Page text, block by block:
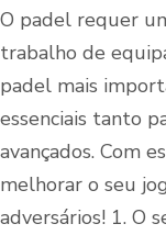
O padel requer
trabalho de
padel mais
essenciais tanto
avançados. Com
melhorar o seu
adversários! 1. O